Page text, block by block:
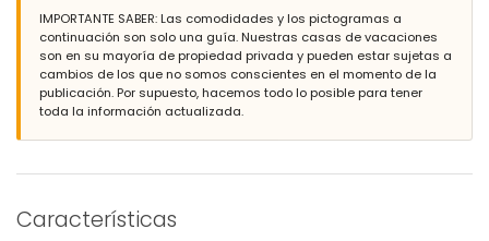
piscina privada de 10 m x 4 m y 2 m de profundidad
jardín con grava
barbacoa
ducha exterior
espacio de aparcamiento cubierto privado y espacio de
orilla o ribera más cercana: Mediterráneo (a menos de 4 kilómetros
IMPORTANTE SABER: Las comodidades y los pictogramas a
continuación son solo una guía. Nuestras casas de vacaciones
son en su mayoría de propiedad privada y pueden estar sujetas a
cambios de los que no somos conscientes en el momento de la
publicación. Por supuesto, hacemos todo lo posible para tener
toda la información actualizada.
Características